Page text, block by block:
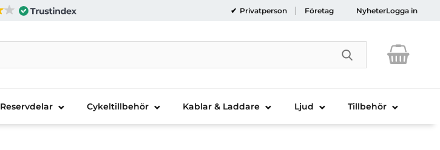
Privatperson Företag NyheterLogga in
Genomför
Reservdelar Cykeltillbehör Kablar & Laddare Ljud Tillbehör